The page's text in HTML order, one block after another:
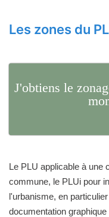
Les zones du
J'obtiens le
Le PLU applicable à une
commune, le PLUi pour
l'urbanisme, en
documentation